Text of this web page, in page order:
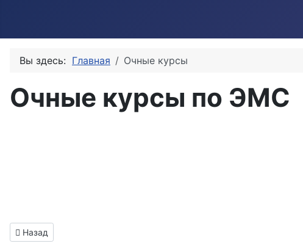
Вы здесь: Главная Очные курсы
Очные курсы по ЭМС
Информация о материале
Предыдущий: Видео курсы по ЭМС
Назад